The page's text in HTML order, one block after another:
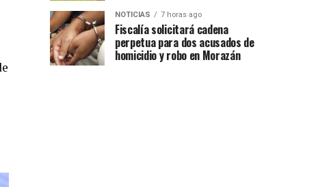
NOTICIAS 7 horas ago
Fiscalía solicitará cadena
perpetua para dos acusados de
homicidio y robo en Morazán